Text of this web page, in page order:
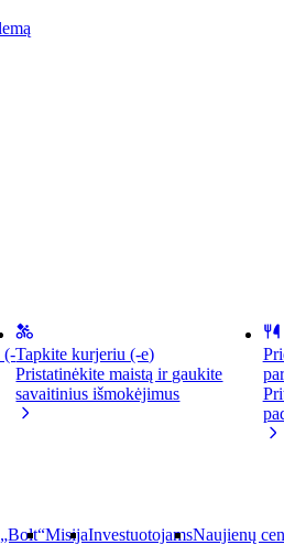
(-Tapkite kurjeriu (-e)
Pristatinėkite maistą ir gaukite
savaitinius išmokėjimus
MisijaInvestuotojamsNaujienų